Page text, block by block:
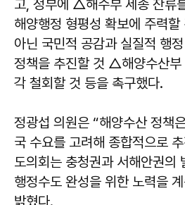
고, 정부에 △해수부 세종 잔류
해양행정 형평성 확보에 주력
아닌 국민적 공감과 실질적 행
정책을 추진할 것 △해양수산부
각 철회할 것 등을 촉구했다.
정광섭 의원은 “해양수산 정책
국 수요를 고려해 종합적으로
도의회는 충청권과 서해안권의
행정수도 완성을 위한 노력을
밝혔다.